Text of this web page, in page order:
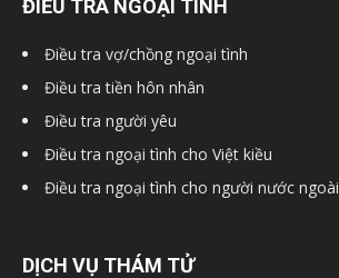
ĐIỀU TRA NGOẠI TÌNH
Điều tra vợ/chồng ngoại tình
Điều tra tiền hôn nhân
Điều tra người yêu
Điều tra ngoại tình cho Việt kiều
Điều tra ngoại tình cho người nước ngoài
DỊCH VỤ THÁM TỬ